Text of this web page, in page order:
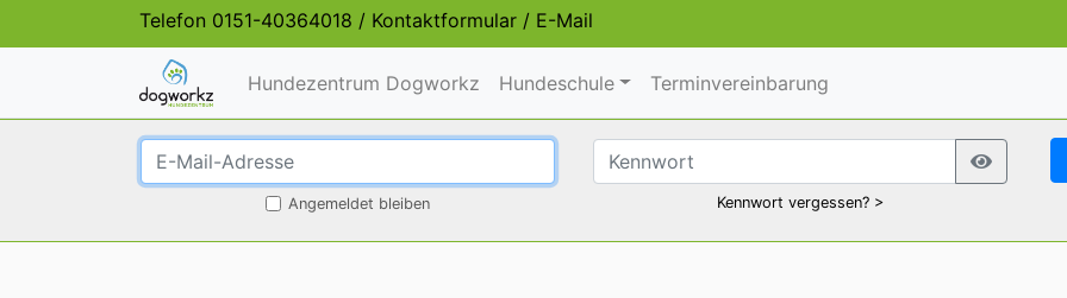
Telefon 0151-40364018 / Kontaktformular / E-Mail
Hundezentrum Dogworkz Hundeschule Terminvereinbarung
Angemeldet bleiben Kennwort vergessen? >